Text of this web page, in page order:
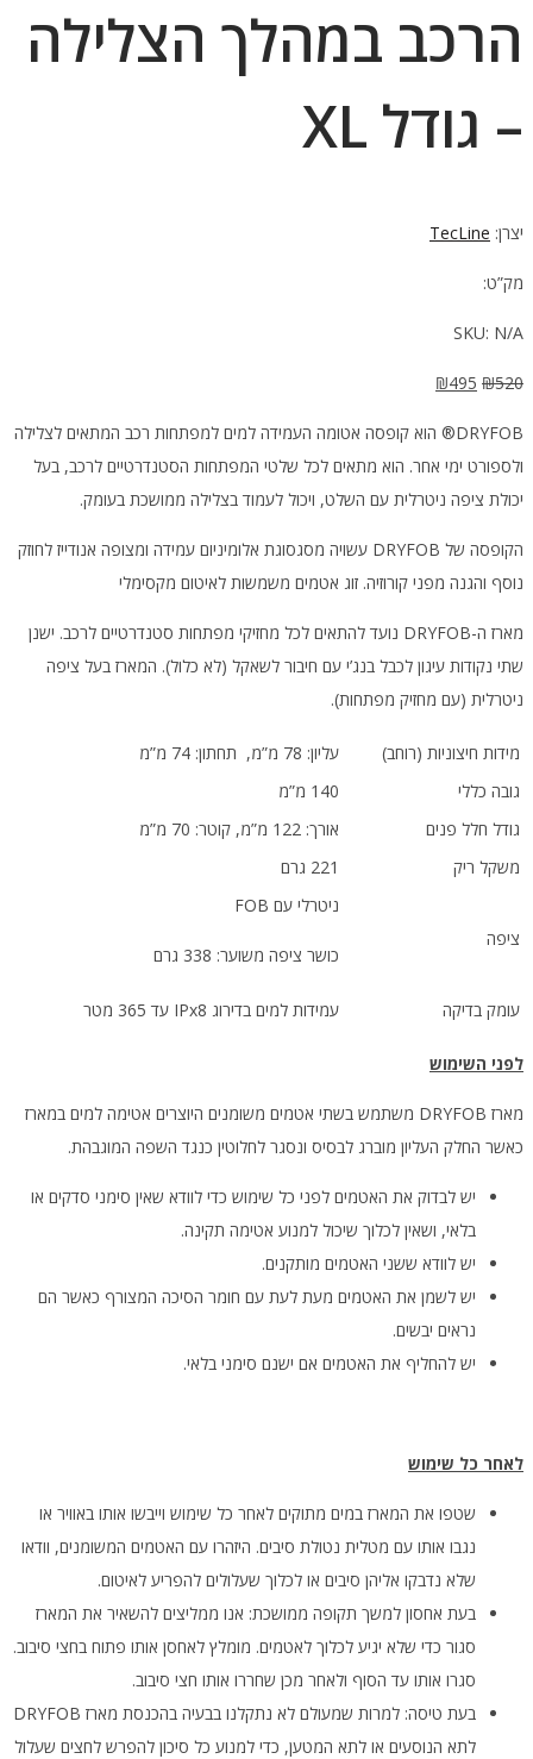
הרכב במהלך הצלילה
– גודל XL
יצרן: TecLine
מק”ט:
SKU: N/A
₪520
המחיר
₪495
DRYFOB® הוא קופסה אטומה העמידה למים למפתחות רכב המתאים לצלילה
ולספורט ימי אחר. הוא מתאים לכל שלטי המפתחות הסטנדרטיים לרכב, בעל
יכולת ציפה ניטרלית עם השלט, ויכול לעמוד בצלילה ממושכת בעומק.
הקופסה של DRYFOB עשויה מסגסוגת אלומיניום עמידה ומצופה אנודייז לחוזק
נוסף והגנה מפני קורוזיה. זוג אטמים משמשות לאיטום מקסימלי
מארז ה-DRYFOB נועד להתאים לכל מחזיקי מפתחות סטנדרטיים לרכב. ישנן
שתי נקודות עיגון לכבל בנג’י עם חיבור לשאקל (לא כלול). המארז בעל ציפה
ניטרלית (עם מחזיק מפתחות).
מידות חיצוניות (רוחב)
עליון: 78 מ”מ, תחתון: 74 מ”מ
גובה כללי
140 מ”מ
גודל חלל פנים
אורך: 122 מ”מ, קוטר: 70 מ”מ
משקל ריק
221 גרם
ציפה
ניטרלי עם FOB
כושר ציפה משוער: 338 גרם
עומק בדיקה עמידות למים בדירוג IPx8 עד 365 מטר
לפני השימוש
מארז DRYFOB משתמש בשתי אטמים משומנים היוצרים אטימה למים במארז
כאשר החלק העליון מוברג לבסיס ונסגר לחלוטין כנגד השפה המוגבהת.
יש לבדוק את האטמים לפני כל שימוש כדי לוודא שאין סימני סדקים או
בלאי, ושאין לכלוך שיכול למנוע אטימה תקינה.
יש לוודא ששני האטמים מותקנים.
יש לשמן את האטמים מעת לעת עם חומר הסיכה המצורף כאשר הם
נראים יבשים.
יש להחליף את האטמים אם ישנם סימני בלאי.
לאחר כל שימוש
שטפו את המארז במים מתוקים לאחר כל שימוש וייבשו אותו באוויר או
נגבו אותו עם מטלית נטולת סיבים. היזהרו עם האטמים המשומנים, וודאו
שלא נדבקו אליהן סיבים או לכלוך שעלולים להפריע לאיטום.
בעת אחסון למשך תקופה ממושכת: אנו ממליצים להשאיר את המארז
סגור כדי שלא יגיע לכלוך לאטמים. מומלץ לאחסן אותו פתוח בחצי סיבוב.
סגרו אותו עד הסוף ולאחר מכן שחררו אותו חצי סיבוב.
בעת טיסה: למרות שמעולם לא נתקלנו בבעיה בהכנסת מארז DRYFOB
לתא הנוסעים או לתא המטען, כדי למנוע כל סיכון להפרש לחצים שעלול